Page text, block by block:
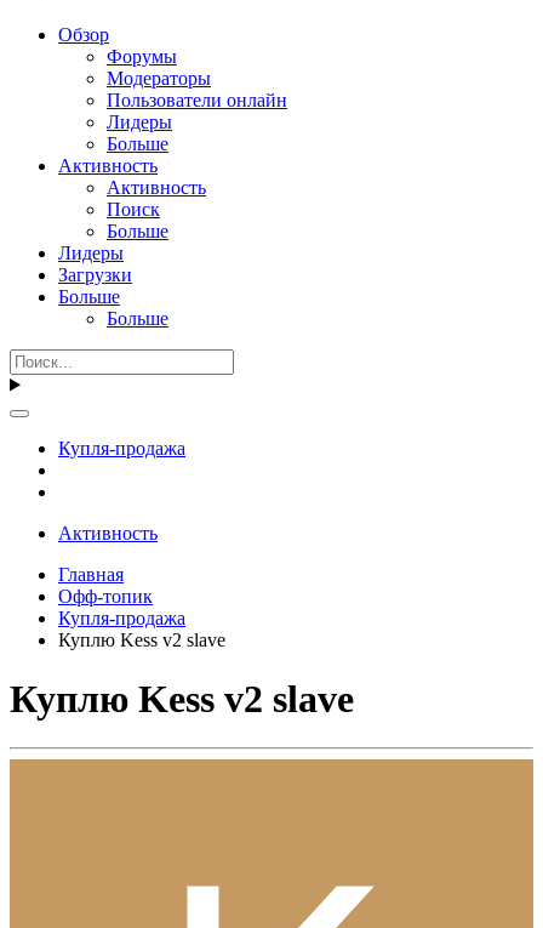
Обзор
Форумы
Модераторы
Пользователи онлайн
Лидеры
Больше
Активность
Активность
Поиск
Больше
Лидеры
Загрузки
Больше
Больше
Купля-продажа
Активность
Главная
Офф-топик
Купля-продажа
Куплю Kess v2 slave
Куплю Kess v2 slave